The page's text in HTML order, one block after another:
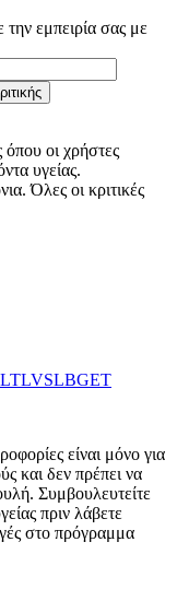
εμπειρία σας με
όπου οι χρήστες
υγείας.
Όλες οι κριτικές
LTLVSLBGET
είναι μόνο για
και δεν πρέπει να
Συμβουλευτείτε
πριν λάβετε
στο πρόγραμμα